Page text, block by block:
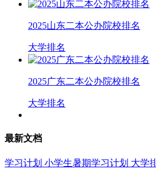
2025山东二本公办院校排名
大学排名
2025广东二本公办院校排名
大学排名
最新文档
学习计划 小学生暑期学习计划 大学